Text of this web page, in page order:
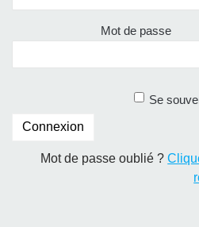
Mot de passe
Se
Mot de passe oublié ?